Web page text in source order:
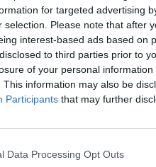
for targeted advertising
selection. Please note that after
interest-based ads based on
to third parties prior to
of your personal
This information may also be
Participants that may further
Data Processing Opt Outs
è il quarto